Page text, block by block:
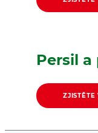
Persil
ZJISTĚTE